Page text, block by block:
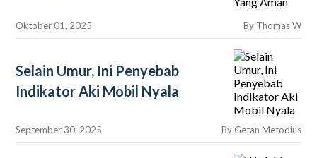
Oktober 01, 2025 By Thomas W
Selain Umur, Ini Penyebab
Indikator Aki Mobil Nyala
September 30, 2025 By Getan Metodius